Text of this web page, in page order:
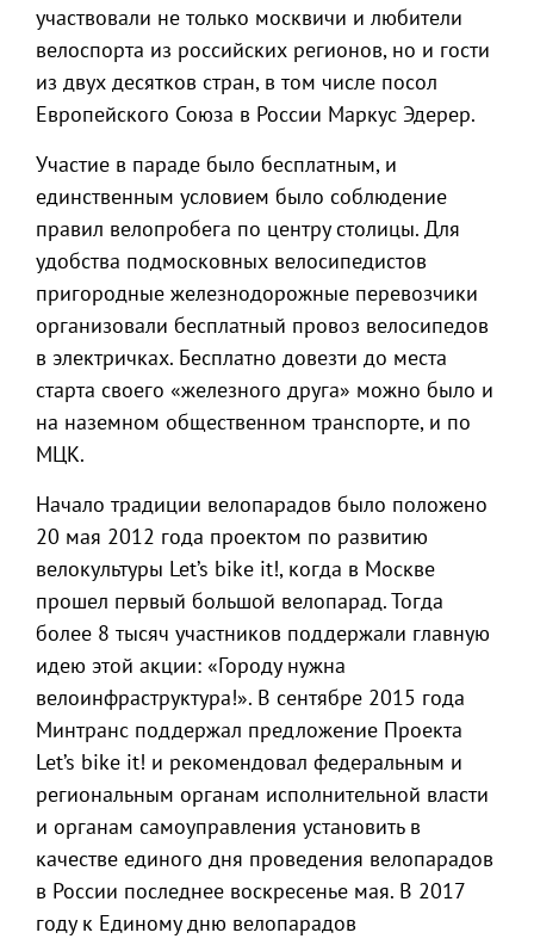
участвовали не только москвичи и любители
велоспорта из российских регионов, но и гости
из двух десятков стран, в том числе посол
Европейского Союза в России Маркус Эдерер.
Участие в параде было бесплатным, и
единственным условием было соблюдение
правил велопробега по центру столицы. Для
удобства подмосковных велосипедистов
пригородные железнодорожные перевозчики
организовали бесплатный провоз велосипедов
в электричках. Бесплатно довезти до места
старта своего «железного друга» можно было и
на наземном общественном транспорте, и по
МЦК.
Начало традиции велопарадов было положено
20 мая 2012 года проектом по развитию
велокультуры Let’s bike it!, когда в Москве
прошел первый большой велопарад. Тогда
более 8 тысяч участников поддержали главную
идею этой акции: «Городу нужна
велоинфраструктура!». В сентябре 2015 года
Минтранс поддержал предложение Проекта
Let’s bike it! и рекомендовал федеральным и
региональным органам исполнительной власти
и органам самоуправления установить в
качестве единого дня проведения велопарадов
в России последнее воскресенье мая. В 2017
году к Единому дню велопарадов